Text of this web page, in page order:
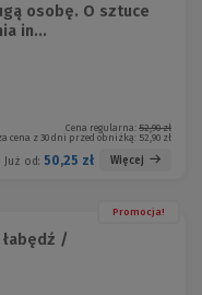
osobę. O sztuce
in...
Cena regularna: 52,90 zł
cena z 30 dni przed obniżką: 52,90 zł
Już od: 50,25 zł Więcej
Promocja!
łabędź /